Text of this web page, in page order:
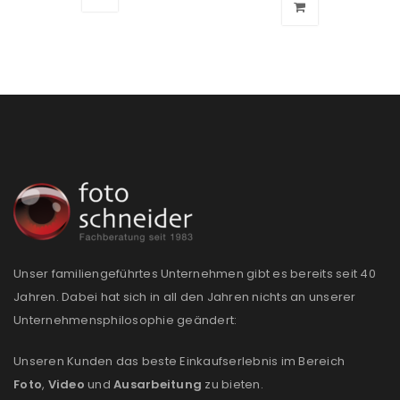
ANMELDEN
PASSWORT VERGESSEN?
REGISTRIEREN
Unser familiengeführtes Unternehmen gibt es bereits seit 40
Jahren. Dabei hat sich in all den Jahren nichts an unserer
Unternehmensphilosophie geändert:
Unseren Kunden das beste Einkaufserlebnis im Bereich
Foto, Video und Ausarbeitung zu bieten.